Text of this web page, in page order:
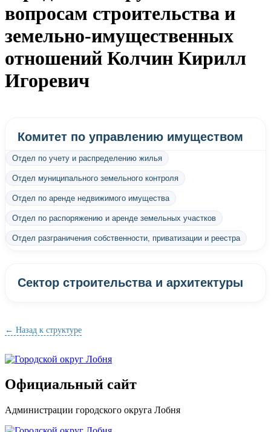
вопросам строительства и
земельно-имущественных
отношений Колчин Кирилл
Игоревич
Комитет по управлению имуществом
Отдел по учету и распределению жилья
Отдел муниципального земельного контроля
Отдел по аренде недвижимого имущества
Отдел по распоряжению и аренде земельных участков
Отдел разграничения собственности, приватизации и реестра
Сектор строительства и архитектуры
← Назад к структуре
Официальный сайт
Администрации городского округа Лобня